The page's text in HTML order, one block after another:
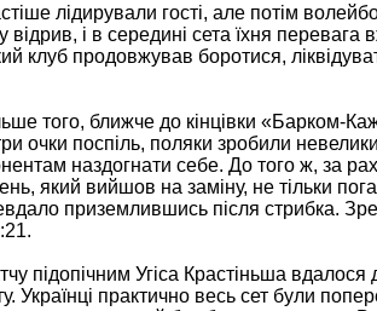
лідирували гості, але потім
відрив, і в середині сета їхня перевага
клуб продовжував боротися,
того, ближче до кінцівки «Барком-
очки поспіль, поляки зробили
наздогнати себе. До того ж, за
який вийшов на заміну, не тільки
приземлившись після стрибка.
підопічним Угіса Крастіньша вдалося
Українці практично весь сет були